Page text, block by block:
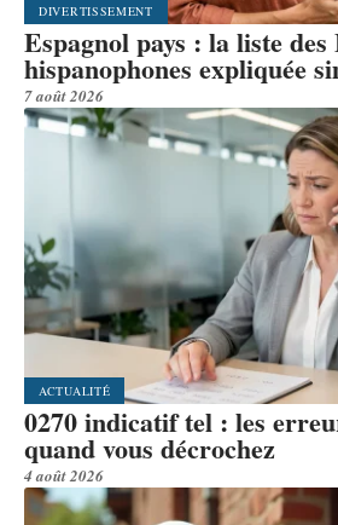
DIVERTISSEMENT
Espagnol pays : la liste des
hispanophones expliquée
7 août 2026
ACTUALITÉ
0270 indicatif tel : les
quand vous décrochez
4 août 2026